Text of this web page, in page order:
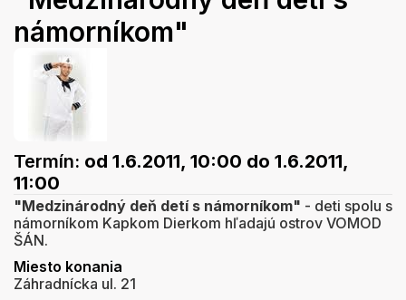
námorníkom"
Termín: od 1.6.2011, 10:00 do 1.6.2011,
11:00
"Medzinárodný deň detí s námorníkom" - deti spolu s
námorníkom Kapkom Dierkom hľadajú ostrov VOMOD
ŠÁN.
Miesto konania
Záhradnícka ul. 21